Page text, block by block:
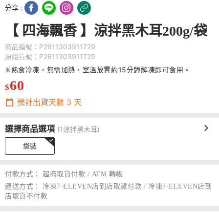
分享 :
【 四海飄香 】涼拌黑木耳200g/袋
商品編號：P2611303911729
原始貨號：P2611303911729
✳️熟食冷凍，無需加熱，室溫放置約15分鐘解凍即可食用。
$60
預計出貨天數 3 天
選擇商品選項 (1涼拌黑木耳)
袋裝
付款方式：
超商取貨付款 / ATM 轉帳
運送方式：
冷凍7-ELEVEN店到店取貨付款 / 冷凍7-ELEVEN店到
店取貨不付款